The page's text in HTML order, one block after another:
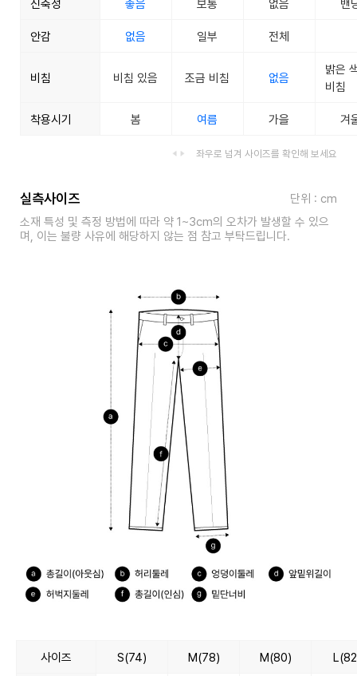
신축성 좋음 보통 없음 밴
안감 없음 일부 전체
비침 비침 있음 조금 비침 없음
밝은
비침
착용시기 봄 여름 가을 겨
좌우로 넘겨 사이즈를 확인해 보세요
실측사이즈
단위 : cm
소재 특성 및 측정 방법에 따라 약 1~3cm의 오차가 발생할 수 있으
며, 이는 불량 사유에 해당하지 않는 점 참고 부탁드립니다.
사이즈 S(74) M(78) M(80)